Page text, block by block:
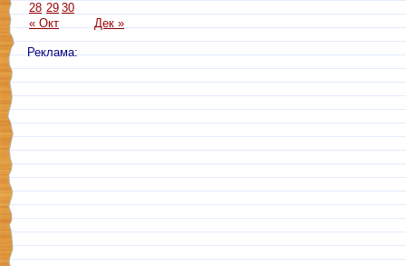
« Окт Дек »
28 29 30
Реклама: